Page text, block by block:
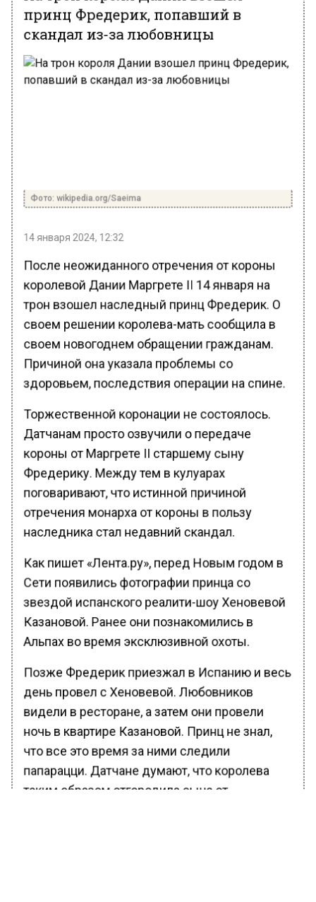
принц Фредерик, попавший в
скандал из-за любовницы
Фото: wikipedia.org/Saeima
14 января 2024, 12:32
После неожиданного отречения от короны
королевой Дании Маргрете II 14 января на
трон взошел наследный принц Фредерик. О
своем решении королева-мать сообщила в
своем новогоднем обращении гражданам.
Причиной она указала проблемы со
здоровьем, последствия операции на спине.
Торжественной коронации не состоялось.
Датчанам просто озвучили о передаче
короны от Маргрете II старшему сыну
Фредерику. Между тем в кулуарах
поговаривают, что истинной причиной
отречения монарха от короны в пользу
наследника стал недавний скандал.
Как пишет «Лента.ру», перед Новым годом в
Сети появились фотографии принца со
звездой испанского реалити-шоу Хеновевой
Казановой. Ранее они познакомились в
Альпах во время эксклюзивной охоты.
Позже Фредерик приезжал в Испанию и весь
день провел с Хеновевой. Любовников
видели в ресторане, а затем они провели
ночь в квартире Казановой. Принц не знал,
что все это время за ними следили
папарацци. Датчане думают, что королева
таким образом отгородила сына от